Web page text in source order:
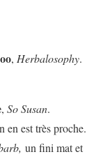
, Herbalosophy.
, So Susan.
en est très proche.
un fini mat et